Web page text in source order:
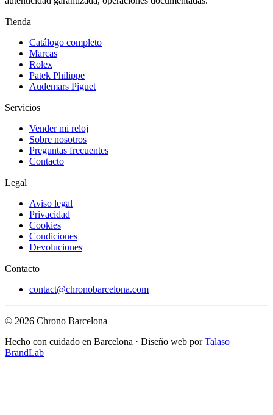
Tienda
Catálogo completo
Marcas
Rolex
Patek Philippe
Audemars Piguet
Servicios
Vender mi reloj
Sobre nosotros
Preguntas frecuentes
Contacto
Legal
Aviso legal
Privacidad
Cookies
Condiciones
Devoluciones
Contacto
contact@chronobarcelona.com
© 2026 Chrono Barcelona
Hecho con cuidado en Barcelona · Diseño web porTalaso
BrandLab